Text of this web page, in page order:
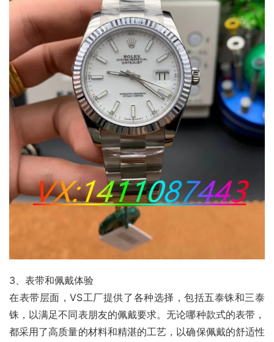
3、表带和佩戴体验
在表带层面，VS工厂提供了各种选择，包括五泰铢和三泰
铢，以满足不同表朋友的佩戴要求。无论哪种款式的表带，
都采用了高质量的材料和精湛的工艺，以确保佩戴的舒适性